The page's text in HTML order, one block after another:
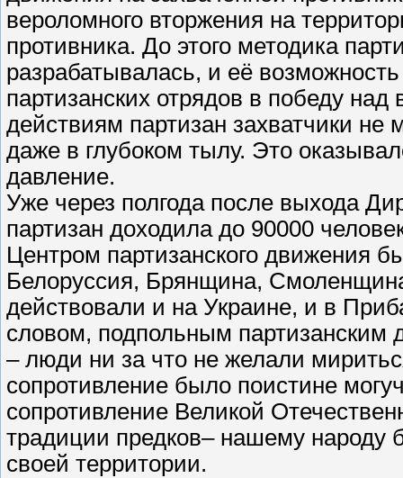
вероломного вторжения на
противника. До этого методика
разрабатывалась, и её
партизанских отрядов в победу
действиям партизан захватчики не
даже в глубоком тылу. Это
давление.
Уже через полгода после выхода
партизан доходила до 90000
Центром партизанского движения
Белоруссия, Брянщина,
действовали и на Украине, и в
словом, подпольным
– люди ни за что не желали
сопротивление было поистине
сопротивление Великой
традиции предков– нашему народу
своей территории.